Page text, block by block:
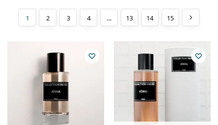
1 2 3 4 … 13 14 15